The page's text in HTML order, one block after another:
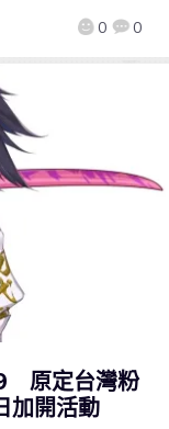
0 0
原定台灣粉
加開活動